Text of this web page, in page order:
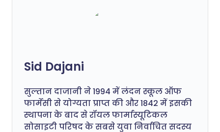
Sid Dajani
सुल्तान दाजानी ने 1994 में लंदन स्कूल ऑफ
फार्मेसी से योग्यता प्राप्त की और 1842 में इसकी
स्थापना के बाद से रॉयल फार्मास्यूटिकल
सोसाइटी परिषद के सबसे युवा निर्वाचित सदस्य